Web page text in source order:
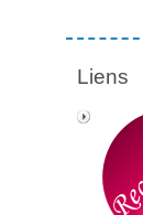
Liens